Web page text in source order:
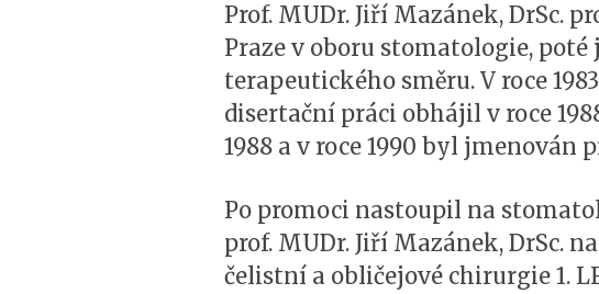
Prof. MUDr. Jiří Mazánek, DrSc.
Praze v oboru stomatologie,
terapeutického směru. V roce
disertační práci obhájil v roce
1988 a v roce 1990 byl jmenován
Po promoci nastoupil na
prof. MUDr. Jiří Mazánek, DrSc.
čelistní a obličejové chirurgie 1.